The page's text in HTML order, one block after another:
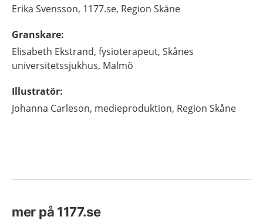
Erika Svensson, 1177.se, Region Skåne
Granskare:
Elisabeth Ekstrand, fysioterapeut, Skånes
universitetssjukhus, Malmö
Illustratör:
Johanna Carleson, medieproduktion, Region Skåne
mer på 1177.se